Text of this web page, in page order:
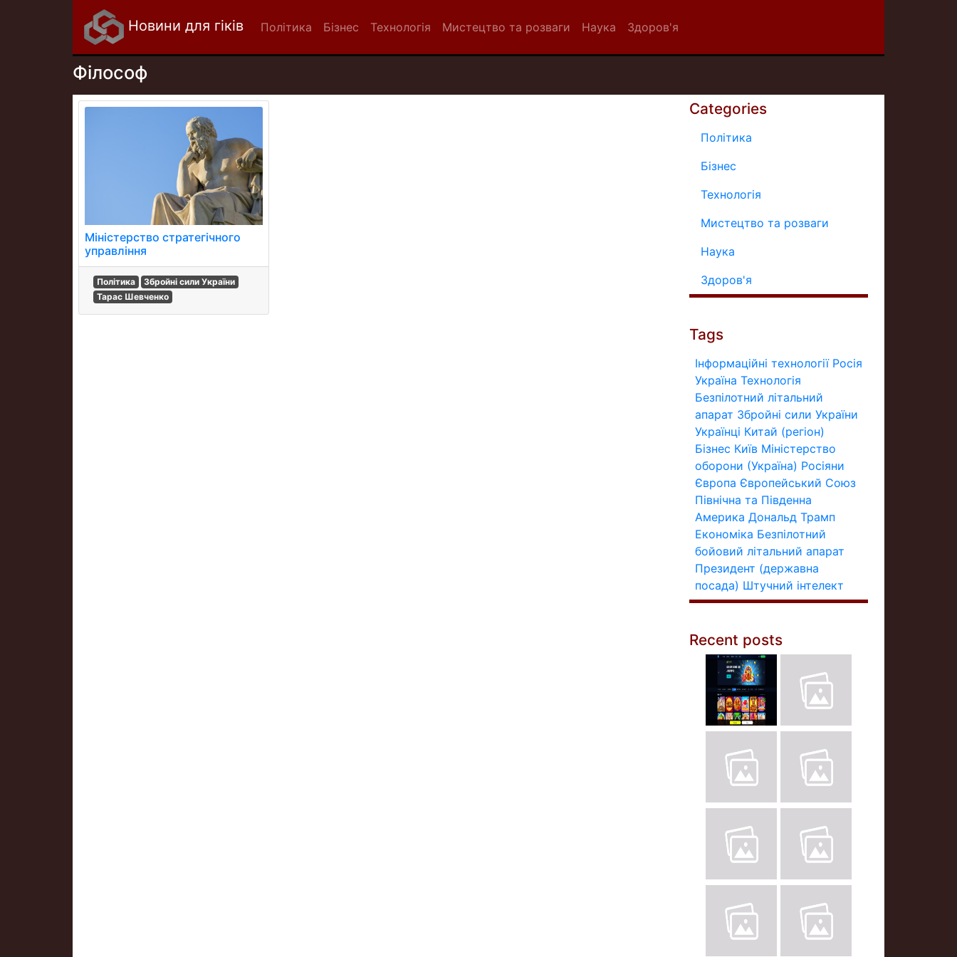
Новини для гіків Політика Бізнес Технологія Мистецтво та розваги Наука Здоров'я
Філософ
Міністерство стратегічного
управління
Політика
Збройні сили України
Тарас Шевченко
Categories
Політика
Бізнес
Технологія
Мистецтво та розваги
Наука
Здоров'я
Tags
Інформаційні технології Росія
Україна Технологія
Безпілотний літальний
апарат Збройні сили України
Українці Китай (регіон)
Бізнес Київ Міністерство
оборони (Україна) Росіяни
Європа Європейський Союз
Північна та Південна
Америка Дональд Трамп
Економіка Безпілотний
бойовий літальний апарат
Президент (державна
посада) Штучний інтелект
Recent posts